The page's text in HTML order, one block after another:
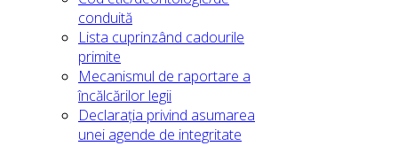
conduită
Lista cuprinzând cadourile
primite
Mecanismul de raportare a
încălcărilor legii
Declarația privind asumarea
unei agende de integritate